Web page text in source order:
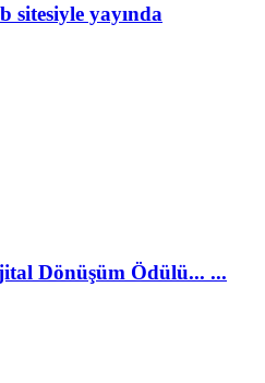
sitesiyle yayında
Dönüşüm Ödülü... ...